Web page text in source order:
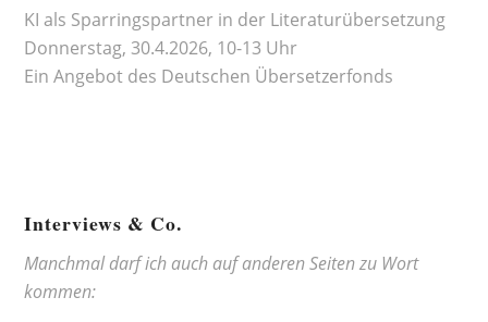
KI als Sparringspartner in der Literaturübersetzung
Donnerstag, 30.4.2026, 10-13 Uhr
Ein Angebot des Deutschen Übersetzerfonds
Interviews & Co.
Manchmal darf ich auch auf anderen Seiten zu Wort
kommen: